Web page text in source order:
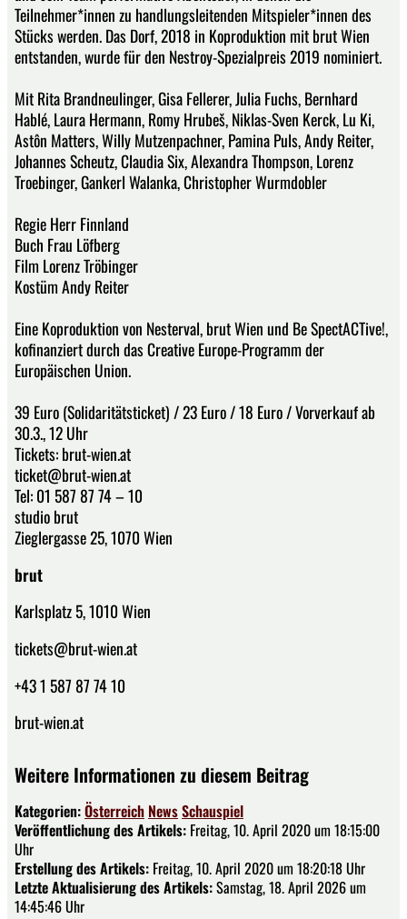
Teilnehmer*innen zu handlungsleitenden Mitspieler*innen des
Stücks werden. Das Dorf, 2018 in Koproduktion mit brut Wien
entstanden, wurde für den Nestroy-Spezialpreis 2019 nominiert.
Mit Rita Brandneulinger, Gisa Fellerer, Julia Fuchs, Bernhard
Hablé, Laura Hermann, Romy Hrubeš, Niklas-Sven Kerck, Lu Ki,
Astôn Matters, Willy Mutzenpachner, Pamina Puls, Andy Reiter,
Johannes Scheutz, Claudia Six, Alexandra Thompson, Lorenz
Troebinger, Gankerl Walanka, Christopher Wurmdobler
Regie Herr Finnland
Buch Frau Löfberg
Film Lorenz Tröbinger
Kostüm Andy Reiter
Eine Koproduktion von Nesterval, brut Wien und Be SpectACTive!,
kofinanziert durch das Creative Europe-Programm der
Europäischen Union.
39 Euro (Solidaritätsticket) / 23 Euro / 18 Euro / Vorverkauf ab
30.3., 12 Uhr
Tickets: brut-wien.at
ticket@brut-wien.at
Tel: 01 587 87 74 – 10
studio brut
Zieglergasse 25, 1070 Wien
brut
Karlsplatz 5, 1010 Wien
tickets@brut-wien.at
+43 1 587 87 74 10
brut-wien.at
Weitere Informationen zu diesem Beitrag
Kategorien:Österreich NewsSchauspiel
Veröffentlichung des Artikels: Freitag, 10. April 2020 um 18:15:00
Uhr
Erstellung des Artikels: Freitag, 10. April 2020 um 18:20:18 Uhr
Letzte Aktualisierung des Artikels:Samstag, 18. April 2026 um
14:45:46 Uhr